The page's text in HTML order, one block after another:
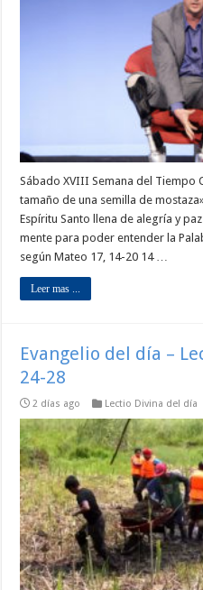
Sábado XVIII Semana del Tiempo
tamaño de una semilla de
Espíritu Santo llena de alegría y
mente para poder entender la
según Mateo 17, 14-20 14 …
Leer mas ...
Evangelio del día –
24-28
2 días ago Lectio Divina del día